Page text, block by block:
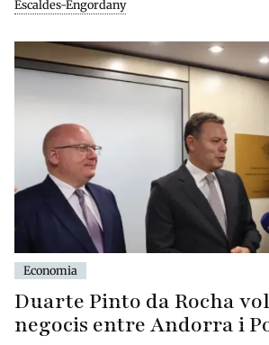
Escaldes-Engordany
Economia
Duarte Pinto da Rocha
negocis entre Andorra i